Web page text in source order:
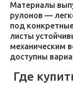
Материалы
рулонов —
под
листы
механическим
доступны
Где